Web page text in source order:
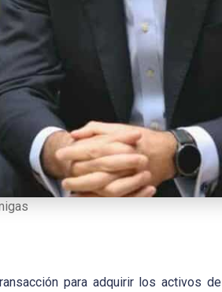
para adquirir los activos de